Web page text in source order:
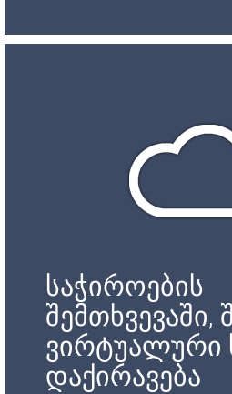
საჭიროების
შემთხვევაში,
ვირტუალური
დაქირავება